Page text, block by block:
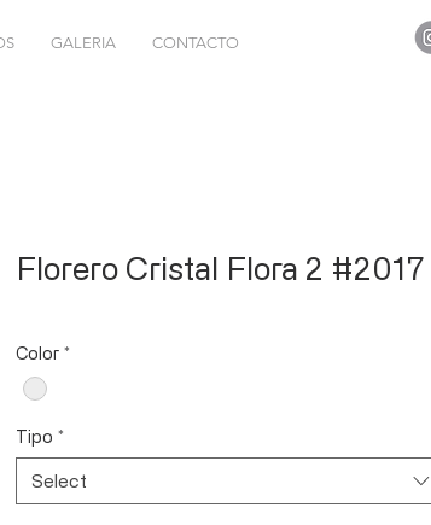
GALERIA CONTACTO
Florero Cristal Flora 2 #2017
Color *
Tipo *
Select